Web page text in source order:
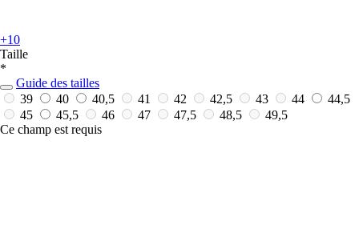
+10
Taille
*
Guide des tailles
39
40 40,5 41 42 42,5 43 44
44,5
45
45,5 46 47 47,5 48,5
49,5
Ce champ est requis